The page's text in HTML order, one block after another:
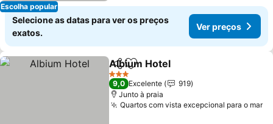
Escolha popular
Selecione as datas para ver os preços
exatos.
Ver preços
PartilharAdicionar aos favoritos
Albium Hotel
3 Estrelas
9,0 Excelente
919
Junto à praia
Quartos com vista excepcional para o mar